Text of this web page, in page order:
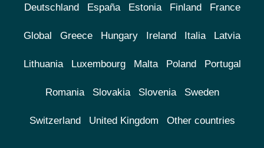
Deutschland España Estonia Finland France
Global Greece Hungary Ireland Italia Latvia
Lithuania Luxembourg Malta Poland Portugal
Romania Slovakia Slovenia Sweden
Switzerland United Kingdom Other countries